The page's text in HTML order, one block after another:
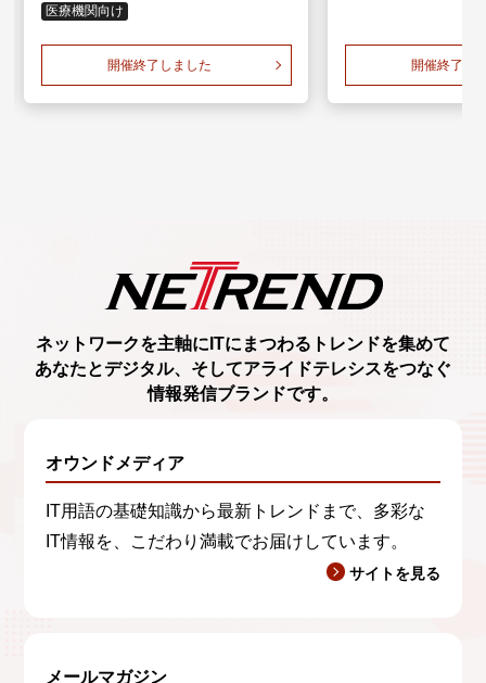
医療機関向け
開催終了しました 開催終了し
ネットワークを主軸に ITにまつわるトレンドを集めて
あなたとデジタル、 そしてアライドテレシスをつなぐ
情報発信ブランドです。
オウンドメディア
IT用語の基礎知識から最新トレンドまで、多彩な
IT情報を、こだわり満載でお届けしています。
サイトを見る
メールマガジン